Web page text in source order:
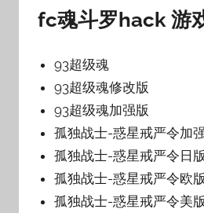
fc魂斗罗hack 游
93超级魂
93超级魂修改版
93超级魂加强版
孤独战士-惑星戒严令加
孤独战士-惑星戒严令日版
孤独战士-惑星戒严令欧版
孤独战士-惑星戒严令美版